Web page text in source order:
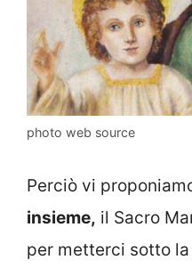
photo web source
Perciò vi
insieme, il Sacro
per metterci sotto